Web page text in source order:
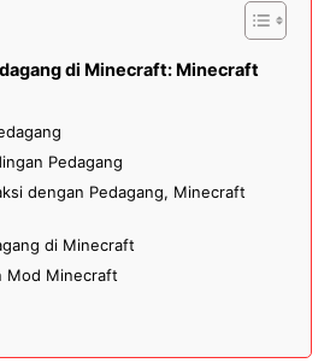
di Minecraft: Minecraft
Pedagang
dengan Pedagang, Minecraft
di Minecraft
Mod Minecraft